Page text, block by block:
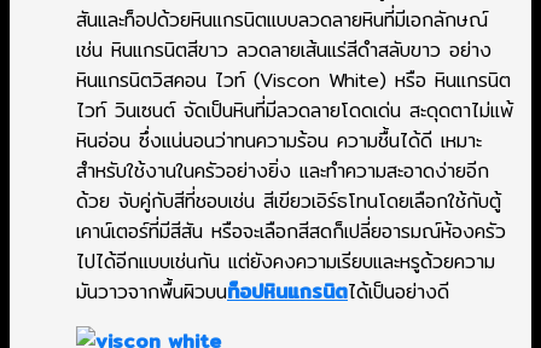
สันและท็อปด้วยหินแกรนิตแบบลวดลายหินที่มีเอกลักษณ์
เช่น หินแกรนิตสีขาว ลวดลายเส้นแร่สีดำสลับขาว อย่าง
หินแกรนิตวิสคอน ไวท์ (Viscon White) หรือ หินแกรนิต
ไวท์ วินเซนต์ จัดเป็นหินที่มีลวดลายโดดเด่น สะดุดตาไม่แพ้
หินอ่อน ซึ่งแน่นอนว่าทนความร้อน ความชื้นได้ดี เหมาะ
สำหรับใช้งานในครัวอย่างยิ่ง และทำความสะอาดง่ายอีก
ด้วย จับคู่กับสีที่ชอบเช่น สีเขียวเอิร์ธโทนโดยเลือกใช้กับตู้
เคาน์เตอร์ที่มีสีสัน หรือจะเลือกสีสดก็เปลี่ยอารมณ์ห้องครัว
ไปได้อีกแบบเช่นกัน แต่ยังคงความเรียบและหรูด้วยความ
มันวาวจากพื้นผิวบนท็อปหินแกรนิตได้เป็นอย่างดี